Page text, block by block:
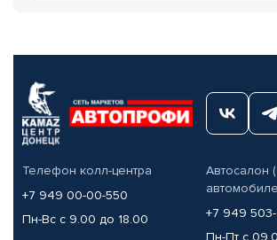
Телефон колл-центра
+7 949 00-00-550
Пн-Вс с 9.00 до 18.00
Автосалон
+7 949
Пн-Пт с